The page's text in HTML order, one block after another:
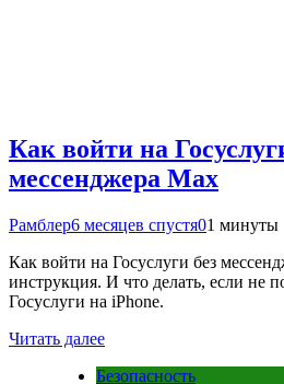
Как войти на
мессенджера Max
Рамблер6 месяцев спустя01 минуты
Как войти на Госуслуги без
инструкция. И что делать, если не
Госуслуги на iPhone.
Читать далее
Безопасность